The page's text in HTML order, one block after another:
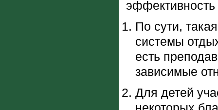
По сути,
системы
есть
зависимые
Для детей